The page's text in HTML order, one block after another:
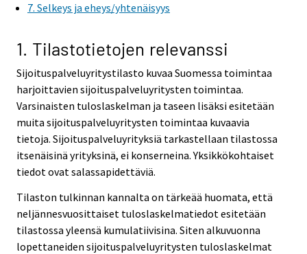
7. Selkeys ja eheys/yhtenäisyys
1. Tilastotietojen relevanssi
Sijoituspalveluyritystilasto kuvaa Suomessa toimintaa
harjoittavien sijoituspalveluyritysten toimintaa.
Varsinaisten tuloslaskelman ja taseen lisäksi esitetään
muita sijoituspalveluyritysten toimintaa kuvaavia
tietoja. Sijoituspalveluyrityksiä tarkastellaan tilastossa
itsenäisinä yrityksinä, ei konserneina. Yksikkökohtaiset
tiedot ovat salassapidettäviä.
Tilaston tulkinnan kannalta on tärkeää huomata, että
neljännesvuosittaiset tuloslaskelmatiedot esitetään
tilastossa yleensä kumulatiivisina. Siten alkuvuonna
lopettaneiden sijoituspalveluyritysten tuloslaskelmat